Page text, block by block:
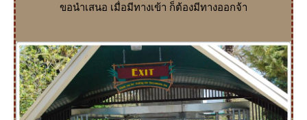
ขอนำเสนอ เมื่อมีทางเข้า ก็ต้องมีทางออกจ้า